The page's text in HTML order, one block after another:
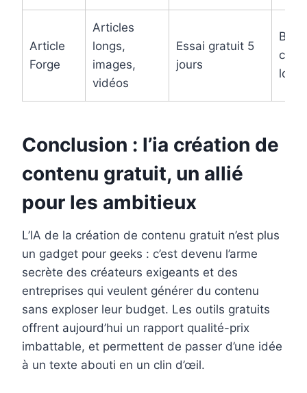
Article
Forge
Articles
longs,
images,
vidéos
Essai gratuit 5
jours
Conclusion : l’ia création de
contenu gratuit, un allié
pour les ambitieux
L’IA de la création de contenu gratuit n’est plus
un gadget pour geeks : c’est devenu l’arme
secrète des créateurs exigeants et des
entreprises qui veulent générer du contenu
sans exploser leur budget. Les outils gratuits
offrent aujourd’hui un rapport qualité-prix
imbattable, et permettent de passer d’une idée
à un texte abouti en un clin d’œil.